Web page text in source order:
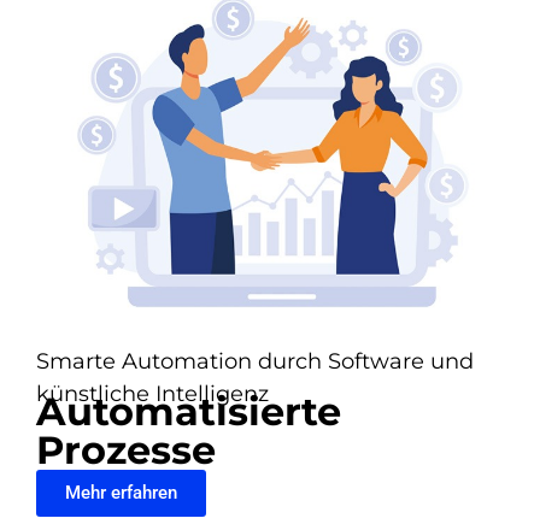
Smarte Automation durch Software und
künstliche Intelligenz
Automatisierte
Prozesse
Mehr erfahren